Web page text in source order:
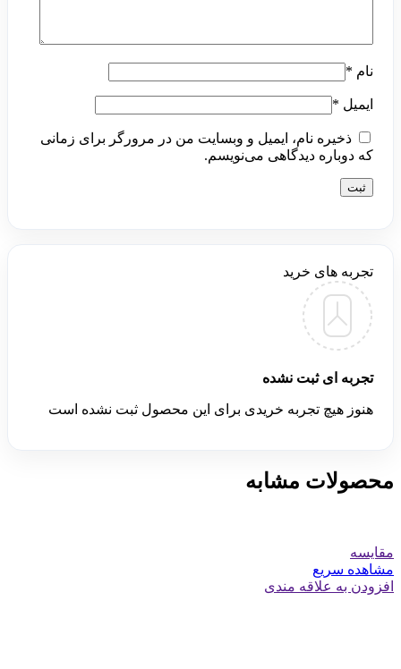
نام *
ایمیل *
ذخیره نام، ایمیل و وبسایت من در مرورگر برای زمانی
که دوباره دیدگاهی می‌نویسم.
تجربه های خرید
تجربه ای ثبت نشده
هنوز هیچ تجربه خریدی برای این محصول ثبت نشده است
محصولات مشابه
مقایسه
مشاهده سریع
افزودن به علاقه مندی